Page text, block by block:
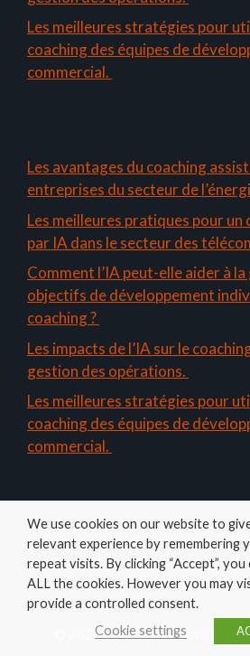
Les meilleures stratégies pour
coaching des équipes de
commercial.
Les avantages du coaching
entreprises du secteur de
Les meilleures pratiques pour un
par IA dans le secteur des
Comment l’IA peut-elle aider à
objectifs de développement
coaching ?
Les impacts de l’IA sur le
gestion des opérations.
Les meilleures stratégies pour
coaching des équipes de
commercial.
Amelys
© 2026 Coacher• Construit
We use cookies on our website to
relevant experience by remembering
repeat visits. By clicking “Accept”,
ALL the cookies. However you may
provide a controlled consent.
Cookie settings